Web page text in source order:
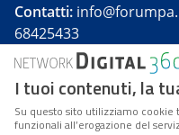
Contatti:
68425433
Forumpa.itè una
presso Registro della
Reg. n. 182 del 2
I tuoi contenuti, la
Su questo sito utilizziamo cookie
funzionali all’erogazione del